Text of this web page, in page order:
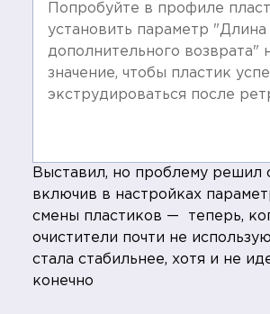
Попробуйте в профиле
установить параметр "Длина
дополнительного возврата"
значение, чтобы пластик
экструдироваться после
Выставил, но проблему решил
включив в настройках
смены пластиков — теперь,
очистители почти не
стала стабильнее, хотя и не
конечно